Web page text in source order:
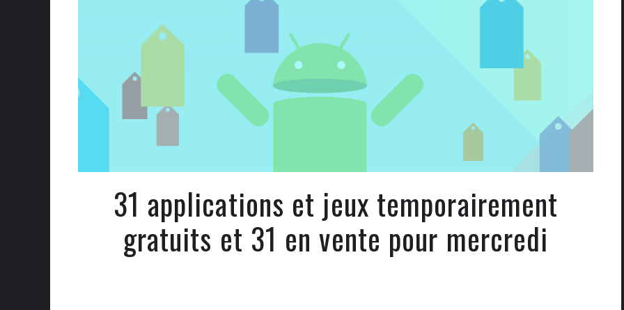
31 applications et jeux temporairement
gratuits et 31 en vente pour mercredi